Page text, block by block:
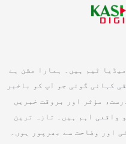
ٹیم ہیں۔ ہمارا مشن ہے
کہانی گوئی جو آپ کو باخبر
مؤثر اور بروقت خبریں
واقعی اہم ہیں۔ تازہ ترین
اور وضاحت سے بھرپور ہوں۔